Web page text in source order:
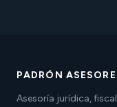
PADRÓN
Asesoría jurídica,